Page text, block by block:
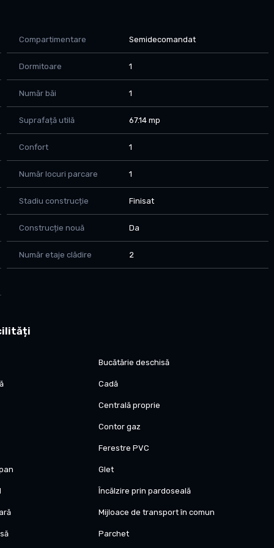
Martirilor
400-430 euro/luna.
Compartimentare Semidecomandat
Dormitoare 1
Număr băi 1
Suprafață utilă 67.14 mp
Confort 1
Număr locuri parcare 1
Stadiu construcție Finisat
Construcție nouă Da
Număr etaje clădire 2
Bucătărie deschisă
Cadă
Centrală proprie
Contor gaz
Ferestre PVC
Glet
Încălzire prin pardoseală
Mijloace de transport în comun
Parchet